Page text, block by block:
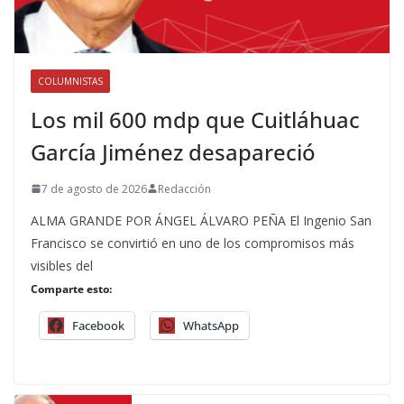
COLUMNISTAS
Los mil 600 mdp que Cuitláhuac
García Jiménez desapareció
7 de agosto de 2026 Redacción
ALMA GRANDE POR ÁNGEL ÁLVARO PEÑA El Ingenio San
Francisco se convirtió en uno de los compromisos más
visibles del
Comparte esto:
Facebook WhatsApp